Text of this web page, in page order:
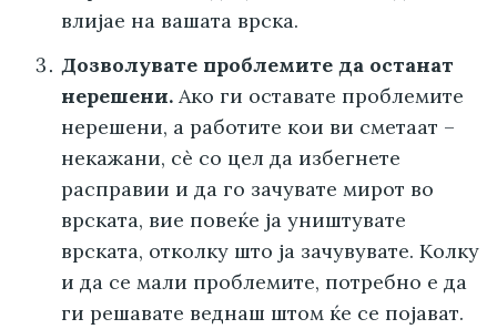
влијае на вашата врска.
Дозволувате проблемите да останат
нерешени. Ако ги оставате проблемите
нерешени, а работите кои ви сметаат –
некажани, сè со цел да избегнете
расправии и да го зачувате мирот во
врската, вие повеќе ја уништувате
врската, отколку што ја зачувувате. Колку
и да се мали проблемите, потребно е да
ги решавате веднаш штом ќе се појават.